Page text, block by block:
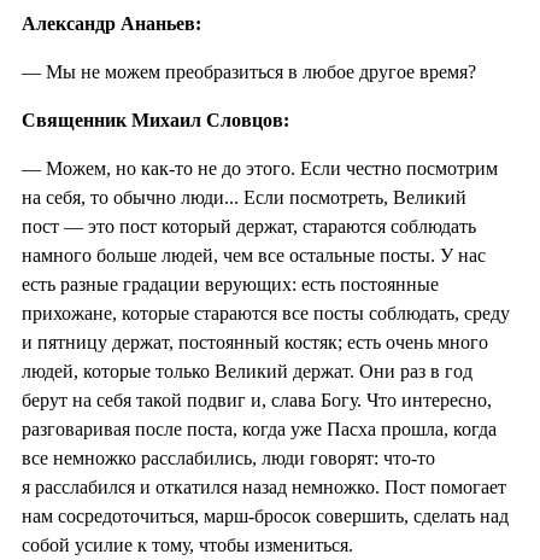
Александр Ананьев:
— Мы не можем преобразиться в любое другое время?
Священник Михаил Словцов:
— Можем, но как-то не до этого. Если честно посмотрим
на себя, то обычно люди... Если посмотреть, Великий
пост — это пост который держат, стараются соблюдать
намного больше людей, чем все остальные посты. У нас
есть разные градации верующих: есть постоянные
прихожане, которые стараются все посты соблюдать, среду
и пятницу держат, постоянный костяк; есть очень много
людей, которые только Великий держат. Они раз в год
берут на себя такой подвиг и, слава Богу. Что интересно,
разговаривая после поста, когда уже Пасха прошла, когда
все немножко расслабились, люди говорят: что-то
я расслабился и откатился назад немножко. Пост помогает
нам сосредоточиться, марш-бросок совершить, сделать над
собой усилие к тому, чтобы измениться.